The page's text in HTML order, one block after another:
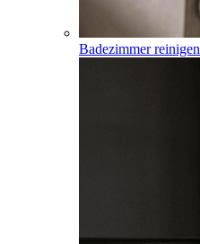
Badezimmer reinigen